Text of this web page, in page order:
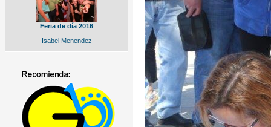
Feria de día 2016
Isabel Menendez